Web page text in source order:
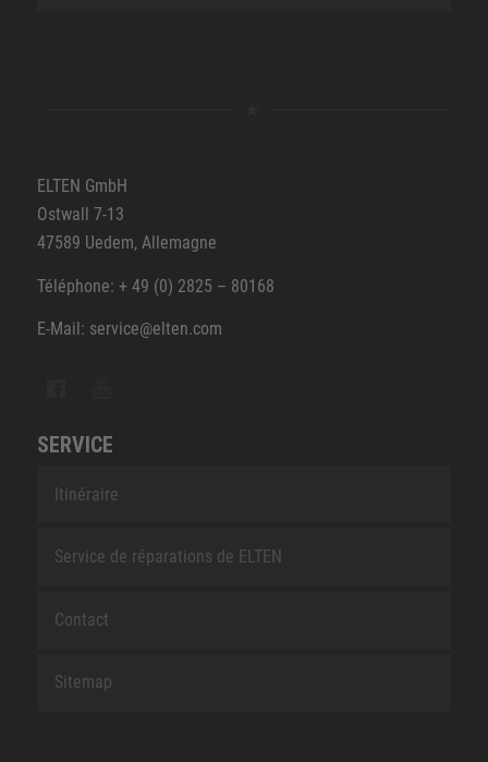
ELTEN GmbH
Ostwall 7-13
47589 Uedem, Allemagne
Téléphone: + 49 (0) 2825 – 80168
E-Mail: service@elten.com
SERVICE
Itinéraire
Service de réparations de ELTEN
Contact
Sitemap